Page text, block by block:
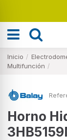
Inicio
Multifunción
Horno